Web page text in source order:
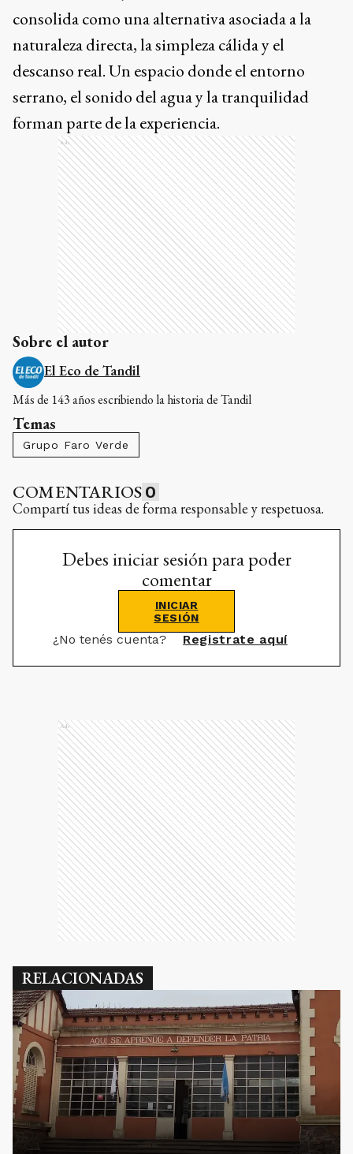
consolida como una alternativa asociada a la
naturaleza directa, la simpleza cálida y el
descanso real. Un espacio donde el entorno
serrano, el sonido del agua y la tranquilidad
forman parte de la experiencia.
Ads
Sobre el autor
El Eco de Tandil
Más de 143 años escribiendo la historia de Tandil
Temas
Grupo Faro Verde
COMENTARIOS 0
Compartí tus ideas de forma responsable y respetuosa.
Debes iniciar sesión para poder
comentar
INICIAR
SESIÓN
¿No tenés cuenta? Registrate aquí
Ads
RELACIONADAS